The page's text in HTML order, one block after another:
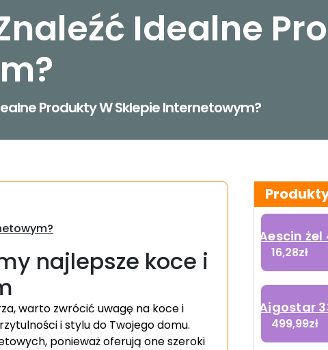
Idealne
Produkty W Sklepie Internetowym?
najlepsze koce i
warto zwrócić uwagę na koce i
i stylu do Twojego domu.
ponieważ oferują one szeroki
Aescin żel
16,28zł
Aigostar
499,99zł